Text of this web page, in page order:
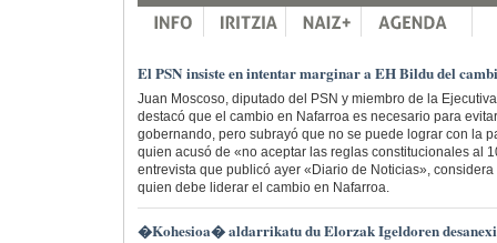
El PSN insiste en intentar marginar a EH Bildu del
Juan Moscoso, diputado del PSN y miembro de la
destacó que el cambio en Nafarroa es necesario para
gobernando, pero subrayó que no se puede lograr con la
quien acusó de «no aceptar las reglas constitucionales al
entrevista que publicó ayer «Diario de Noticias»,
quien debe liderar el cambio en Nafarroa.
�Kohesioa� aldarrikatu du Elorzak Igeldoren